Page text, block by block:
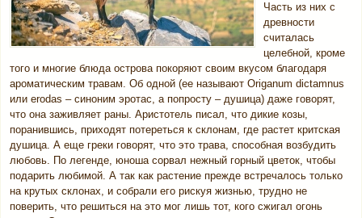
Часть из них с
древности
считалась
целебной, кроме
того и многие блюда острова покоряют своим вкусом благодаря
ароматическим травам. Об одной (ее называют Origanum dictamnus
или erodas – синоним эротас, а попросту – душица) даже говорят,
что она заживляет раны. Аристотель писал, что дикие козы,
поранившись, приходят потереться к склонам, где растет критская
душица. А еще греки говорят, что это трава, способная возбудить
любовь. По легенде, юноша сорвал нежный горный цветок, чтобы
подарить любимой. А так как растение прежде встречалось только
на крутых склонах, и собрали его рискуя жизнью, трудно не
поверить, что решиться на это мог лишь тот, кого сжигал огонь